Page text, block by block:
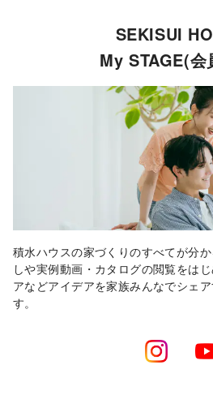
SEKISUI
My STAGE(会
積水ハウスの家づくりのすべてが分
しや実例動画・カタログの閲覧をは
アなどアイデアを家族みんなでシェ
す。